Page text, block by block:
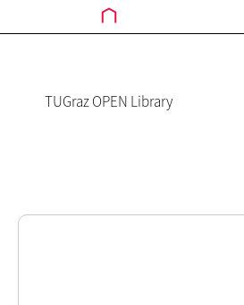
TUGraz OPEN Library